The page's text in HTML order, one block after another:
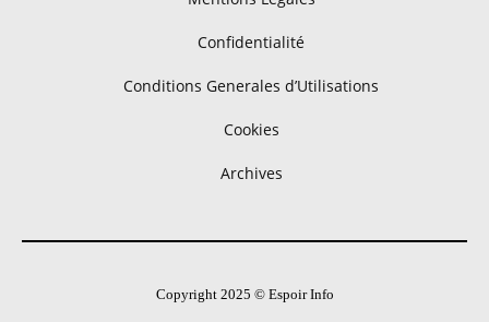
Confidentialité
Conditions Generales d’Utilisations
Cookies
Archives
Copyright 2025 © Espoir Info